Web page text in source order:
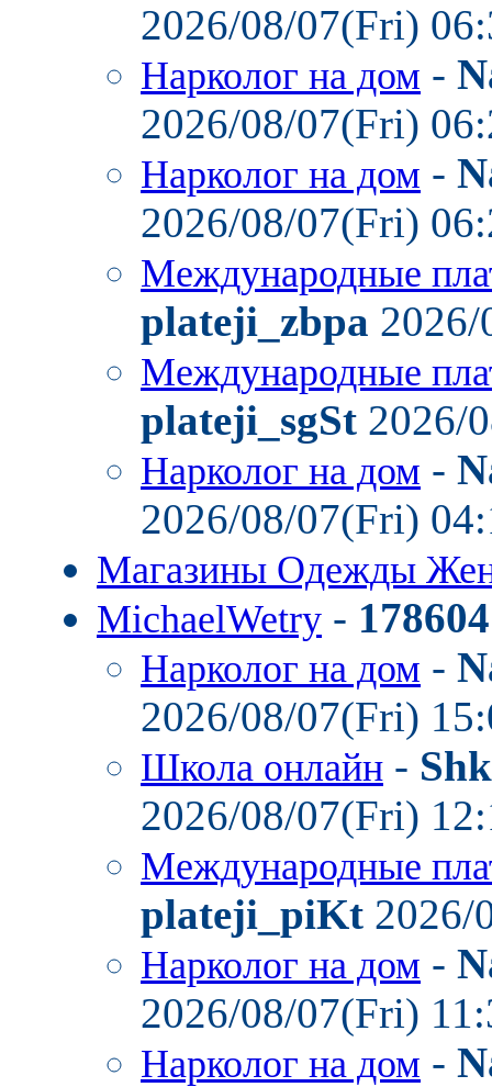
2026/08/07(Fri)
Нарколог на дом -
2026/08/07(Fri)
Нарколог на дом -
2026/08/07(Fri)
Международные
plateji_zbpa
Международные
plateji_sgSt 2026/
Нарколог на дом -
2026/08/07(Fri)
Магазины Одежды
MichaelWetry -
Нарколог на дом -
2026/08/07(Fri)
Школа онлайн -
2026/08/07(Fri)
Международные
plateji_piKt 2026/
Нарколог на дом -
2026/08/07(Fri)
Нарколог на дом -